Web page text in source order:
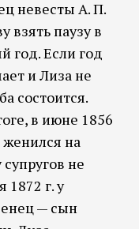
невесты А. П.
взять паузу в
год. Если год
и Лиза не
состоится.
в июне 1856
женился на
не
1872 г. у
— сын